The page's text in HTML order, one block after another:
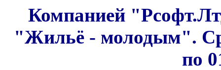
Компанией
"Жильё - молодым".
по